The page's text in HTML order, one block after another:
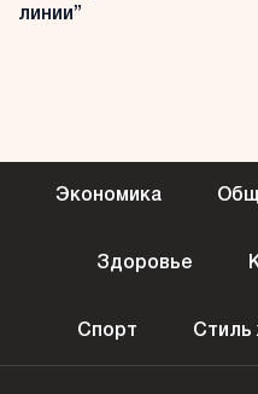
линии”
Экономика
Здоровье
Спорт Стиль